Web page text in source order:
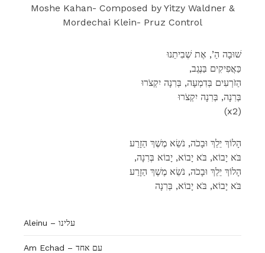
Moshe Kahan- Composed by Yitzy Waldner &
Mordechai Klein- Pruz Control
שׁוּבָה הַ’, אֶת שְׁבִיתֵנוּ
,כַּאֲפִיקִים בַּנֶגֶב
הַזֹרְעִים בְּדִמְעָה, בְּרִנָה יִקְצֹרוּ
בְּרִנָה, בְּרִנָה יִקְצֹרוּ
(x2)
הָלוֹךְ יֵלֵךְ וּבָכֹה, נֹשֵׂא מֶשֶׁךְ הַזָרַע
,בֹּא יָבוֹא, בֹּא יָבוֹא, יָבוֹא בְּרִנָה
הָלוֹךְ יֵלֵךְ וּבָכֹה, נֹשֵׂא מֶשֶׁךְ הַזָרַע
בֹּא יָבוֹא, בֹּא יָבוֹא, בְּרִנָה
Aleinu – עלינו
Am Echad – עם אחד